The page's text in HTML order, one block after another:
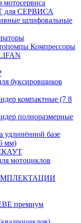
мотосервиса
для СЕРВИСА
шлифовальные
Компрессоры
буксировщиков
компактные (7 8
полноразмерные
базе
мм)
мотоциклов
премиум